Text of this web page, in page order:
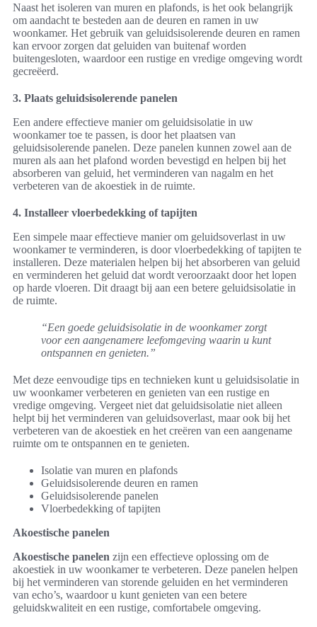
Naast het isoleren van muren en plafonds, is het ook belangrijk
om aandacht te besteden aan de deuren en ramen in uw
woonkamer. Het gebruik van geluidsisolerende deuren en ramen
kan ervoor zorgen dat geluiden van buitenaf worden
buitengesloten, waardoor een rustige en vredige omgeving wordt
gecreëerd.
3. Plaats geluidsisolerende panelen
Een andere effectieve manier om geluidsisolatie in uw
woonkamer toe te passen, is door het plaatsen van
geluidsisolerende panelen. Deze panelen kunnen zowel aan de
muren als aan het plafond worden bevestigd en helpen bij het
absorberen van geluid, het verminderen van nagalm en het
verbeteren van de akoestiek in de ruimte.
4. Installeer vloerbedekking of tapijten
Een simpele maar effectieve manier om geluidsoverlast in uw
woonkamer te verminderen, is door vloerbedekking of tapijten te
installeren. Deze materialen helpen bij het absorberen van geluid
en verminderen het geluid dat wordt veroorzaakt door het lopen
op harde vloeren. Dit draagt bij aan een betere geluidsisolatie in
de ruimte.
“Een goede geluidsisolatie in de woonkamer zorgt
voor een aangenamere leefomgeving waarin u kunt
ontspannen en genieten.”
Met deze eenvoudige tips en technieken kunt u geluidsisolatie in
uw woonkamer verbeteren en genieten van een rustige en
vredige omgeving. Vergeet niet dat geluidsisolatie niet alleen
helpt bij het verminderen van geluidsoverlast, maar ook bij het
verbeteren van de akoestiek en het creëren van een aangename
ruimte om te ontspannen en te genieten.
Isolatie van muren en plafonds
Geluidsisolerende deuren en ramen
Geluidsisolerende panelen
Vloerbedekking of tapijten
Akoestische panelen
Akoestische panelen zijn een effectieve oplossing om de
akoestiek in uw woonkamer te verbeteren. Deze panelen helpen
bij het verminderen van storende geluiden en het verminderen
van echo’s, waardoor u kunt genieten van een betere
geluidskwaliteit en een rustige, comfortabele omgeving.